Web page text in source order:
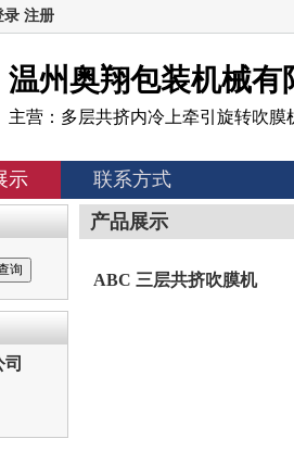
录 注册
温州奥翔包装机械有
主营：多层共挤内冷上牵引旋转吹膜
示 联系方式
产品展示
ABC 三层共挤吹膜机